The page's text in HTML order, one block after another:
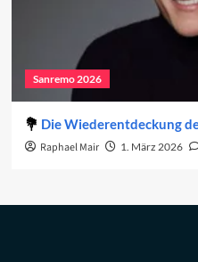
Sanremo 2026
Die Wiederentdeckung
Raphael Mair 1. März 2026